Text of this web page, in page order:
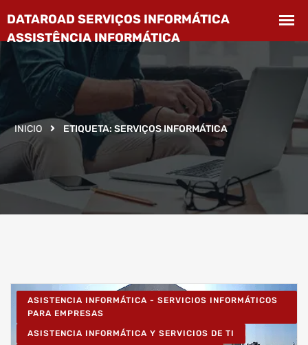
INICIO ETIQUETA: SERVIÇOS INFORMÁTICA
ASISTENCIA INFORMÁTICA - SERVICIOS INFORMÁTICOS
PARA EMPRESAS
ASISTENCIA INFORMÁTICA Y SERVICIOS DE TI